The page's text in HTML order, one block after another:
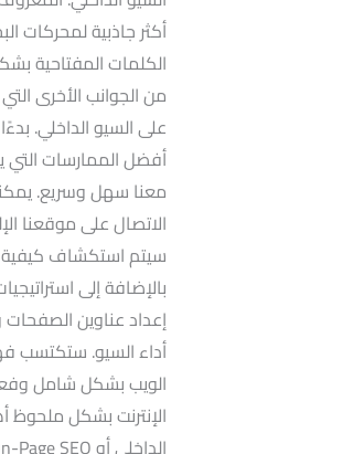
أكثر جاذبية لمحركات
الكلمات المفتاحية
من الجوانب الأخرى
على السيو الداخلي.
أفضل الممارسات التي
معنا سهل وسريع.
الاتصال على موقعنا
سيتم استكشاف كيفية
بالإضافة إلى
إعداد عناوين
أداء السيو. ستكتسب
الويب بشكل شامل
الإنترنت بشكل